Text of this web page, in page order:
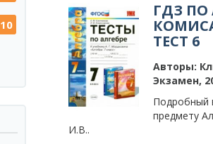
10
ГДЗ ПО
ТЕСТ 6
Авторы:
Экзамен,
Подробный
предмету
И.В..